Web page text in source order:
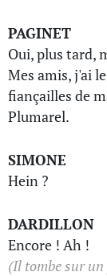
PAGINET
Oui, plus tard,
Mes amis, j'ai
fiançailles de
Plumarel.
SIMONE
Hein ?
DARDILLON
Encore ! Ah !
(Il tombe sur